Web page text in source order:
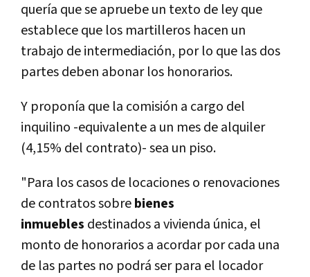
quería que se apruebe un texto de ley que
establece que los martilleros hacen un
trabajo de intermediación, por lo que las dos
partes deben abonar los honorarios.
Y proponía que la comisión a cargo del
inquilino -equivalente a un mes de alquiler
(4,15% del contrato)- sea un piso.
"Para los casos de locaciones o renovaciones
de contratos sobrebienes
inmuebles destinados a vivienda única, el
monto de honorarios a acordar por cada una
de las partes no podrá ser para el locador